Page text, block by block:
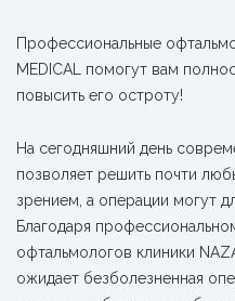
Профессиональные
MEDICAL помогут вам
повысить его остроту!
На сегодняшний день
позволяет решить почти
зрением, а операции могут
Благодаря
офтальмологов клиники
ожидает безболезненная